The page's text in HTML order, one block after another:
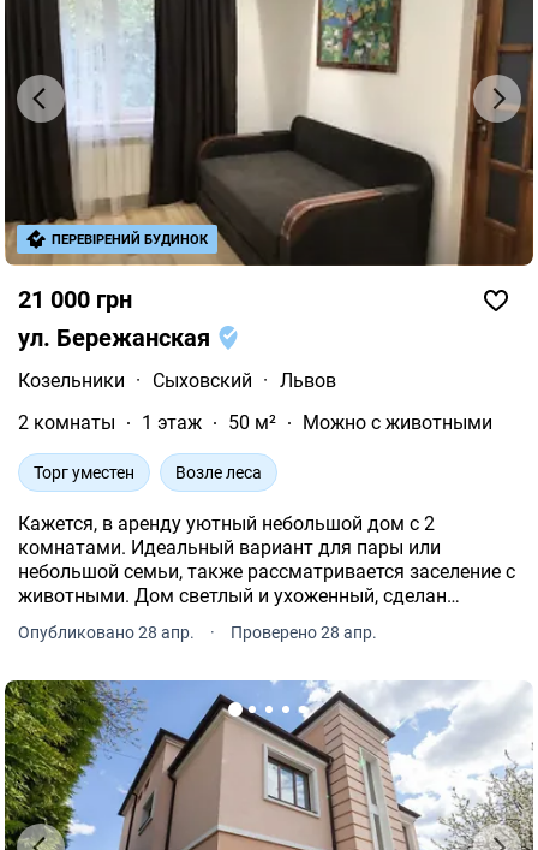
21 000 грн
ул. Бережанская
Козельники · Сыховский · Львов
2 комнаты
1 этаж 50 м² Можно с животными
Торг уместен Возле леса
Кажется, в аренду уютный небольшой дом с 2
комнатами. Идеальный вариант для пары или
небольшой семьи, также рассматривается заселение с
животными. Дом светлый и ухоженный, сделан
аккуратный ремонт, есть вся необходимая мебель и
бытовая техника для комфортного проживания.
Опубликовано 28 апр. · Проверено 28 апр.
ПЕРЕВІРЕНИЙ БУДИНОК